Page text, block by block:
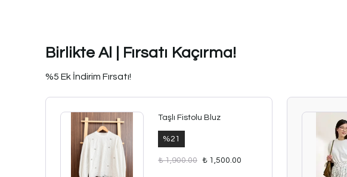
Birlikte Al | Fırsatı Kaçırma!
%5 Ek İndirim Fırsatı!
Taşlı Fistolu Bluz
%21
₺ 1,900.00 ₺ 1,500.00